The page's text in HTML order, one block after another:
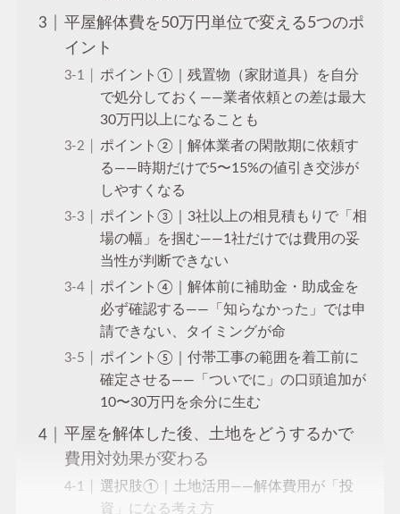
平屋解体費を50万円単位で変える5つのポ
イント
ポイント①｜残置物（家財道具）を自分
で処分しておく——業者依頼との差は最大
30万円以上になることも
ポイント②｜解体業者の閑散期に依頼す
る——時期だけで5〜15%の値引き交渉が
しやすくなる
ポイント③｜3社以上の相見積もりで「相
場の幅」を掴む——1社だけでは費用の妥
当性が判断できない
ポイント④｜解体前に補助金・助成金を
必ず確認する——「知らなかった」では申
請できない、タイミングが命
ポイント⑤｜付帯工事の範囲を着工前に
確定させる——「ついでに」の口頭追加が
10〜30万円を余分に生む
平屋を解体した後、土地をどうするかで
費用対効果が変わる
選択肢①｜土地活用——解体費用が「投
資」になる考え方